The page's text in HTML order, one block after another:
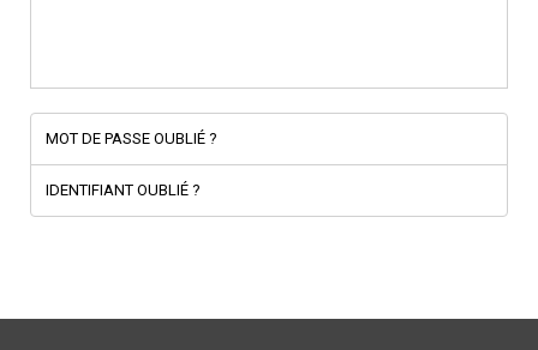
MOT DE PASSE OUBLIÉ ?
IDENTIFIANT OUBLIÉ ?